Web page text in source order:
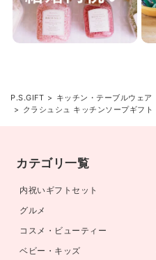
P.S.GIFT キッチン・テーブルウェア
クラシュシュ キッチンソープギフト
カテゴリ一覧
内祝いギフトセット
グルメ
コスメ・ビューティー
ベビー・キッズ